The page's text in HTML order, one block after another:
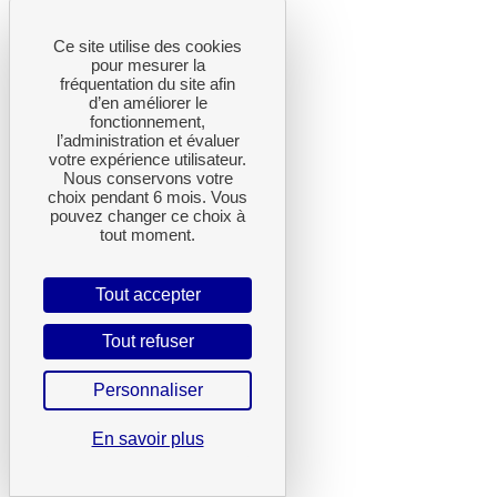
Ce site utilise des cookies
pour mesurer la
fréquentation du site afin
d’en améliorer le
fonctionnement,
l’administration et évaluer
votre expérience utilisateur.
Nous conservons votre
choix pendant 6 mois. Vous
pouvez changer ce choix à
tout moment.
Tout accepter
Tout refuser
Personnaliser
En savoir plus